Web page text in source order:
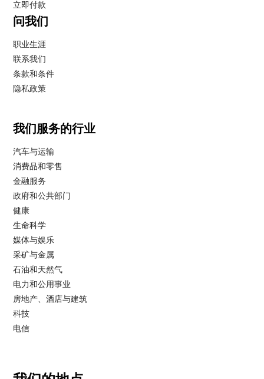
立即付款
问我们
职业生涯
联系我们
条款和条件
隐私政策
我们服务的行业
汽车与运输
消费品和零售
金融服务
政府和公共部门
健康
生命科学
媒体与娱乐
采矿与金属
石油和天然气
电力和公用事业
房地产、酒店与建筑
科技
电信